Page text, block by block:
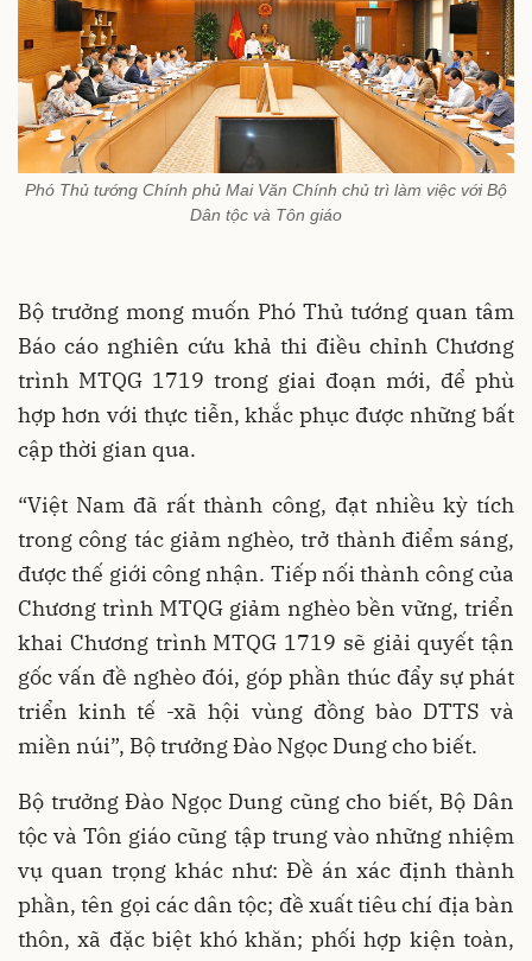
Phó Thủ tướng Chính phủ Mai Văn Chính chủ trì làm việc với Bộ
Dân tộc và Tôn giáo
Bộ trưởng mong muốn Phó Thủ tướng quan tâm
Báo cáo nghiên cứu khả thi điều chỉnh Chương
trình MTQG 1719 trong giai đoạn mới, để phù
hợp hơn với thực tiễn, khắc phục được những bất
cập thời gian qua.
“Việt Nam đã rất thành công, đạt nhiều kỳ tích
trong công tác giảm nghèo, trở thành điểm sáng,
được thế giới công nhận. Tiếp nối thành công của
Chương trình MTQG giảm nghèo bền vững, triển
khai Chương trình MTQG 1719 sẽ giải quyết tận
gốc vấn đề nghèo đói, góp phần thúc đẩy sự phát
triển kinh tế -xã hội vùng đồng bào DTTS và
miền núi”, Bộ trưởng Đào Ngọc Dung cho biết.
Bộ trưởng Đào Ngọc Dung cũng cho biết, Bộ Dân
tộc và Tôn giáo cũng tập trung vào những nhiệm
vụ quan trọng khác như: Đề án xác định thành
phần, tên gọi các dân tộc; đề xuất tiêu chí địa bàn
thôn, xã đặc biệt khó khăn; phối hợp kiện toàn,